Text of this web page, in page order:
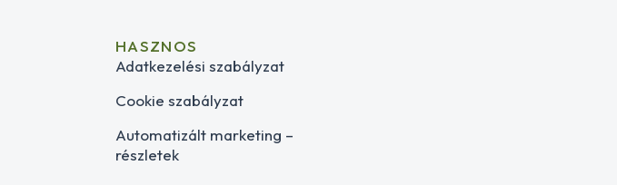
HASZNOS
Adatkezelési szabályzat
Cookie szabályzat
Automatizált marketing –
részletek